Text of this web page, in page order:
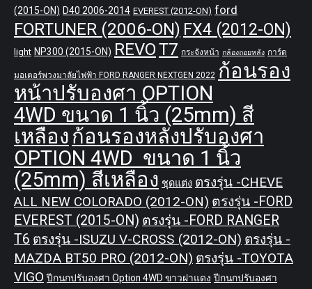
(2015-ON) D40 2006-2014 EVEREST (2012-ON) ford
FORTUNER (2006-ON) FX4 (2012-ON)
light NP300 (2015-ON) REVOT7 กระจังหน้า กล้องถอยหลัง การ์ด
มอเตอร์พวงมาลัยไฟฟ้า FORD RANGER NEXTGEN 2022 ก้อนรอง
หน้าปรับองศา OPTION
4WD ขนาด 1 นิ้ว (25mm) สี
เหลือง ก้อนรองหลังปรับองศา
OPTION 4WD ขนาด 1 นิ้ว
(25mm) สีเหลือง ชุดแต่ง ตรงรุ่น -CHEVE
ALL NEW COLORADO (2012-ON) ตรงรุ่น -FORD
EVEREST (2015-ON) ตรงรุ่น -FORD RANGER
T6 ตรงรุ่น -ISUZU V-CROSS (2012-ON) ตรงรุ่น -
MAZDA BT50 PRO (2012-ON) ตรงรุ่น -TOYOTA
VIGO ปีกนกปรับองศา Option 4WD ขาวฝาแดง ปีกนกปรับองศา